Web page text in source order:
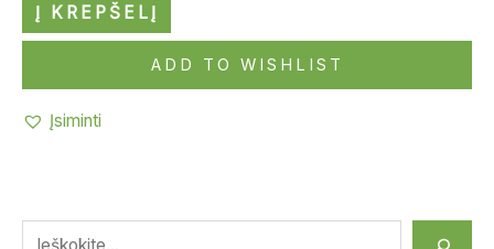
Į KREPŠELĮ
ADD TO WISHLIST
Įsiminti